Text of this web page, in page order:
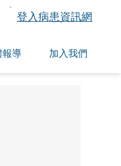
導 加入我們
登入病患資訊網